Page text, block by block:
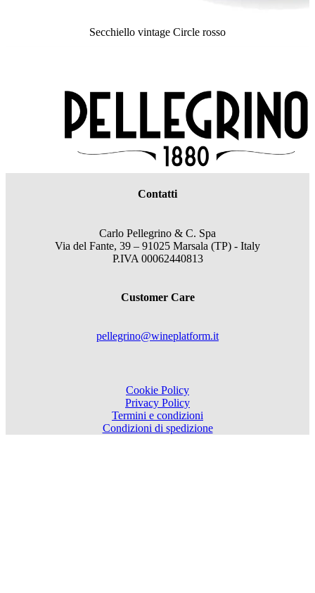
Secchiello vintage Circle rosso
Contatti
Carlo Pellegrino & C. Spa
Via del Fante, 39 – 91025 Marsala (TP) - Italy
P.IVA 00062440813
Customer Care
pellegrino@wineplatform.it
Cookie Policy
Privacy Policy
Termini e condizioni
Condizioni di spedizione